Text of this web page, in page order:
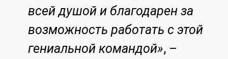
всей душой и благодарен за
возможность работать с этой
гениальной командой», –